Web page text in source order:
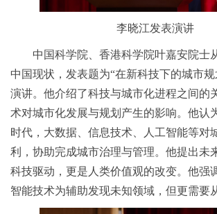
李晓江发表演讲
中国科学院、香港科学院叶嘉安院士
中国现状，发表题为“在新科技下的城市
演讲。他介绍了科技与城市化进程之间的
术对城市化发展与规划产生的影响。他认
时代，大数据、信息技术、人工智能等对
利，协助完成城市治理与管理。他提出未
科技驱动，更是人类价值观的改变。他强
智能技术为辅助发现未知领域，但更需要